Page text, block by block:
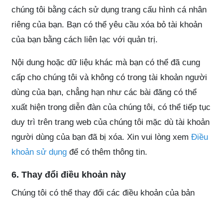
chúng tôi bằng cách sử dụng trang cấu hình cá nhân
riêng của bạn. Bạn có thể yêu cầu xóa bỏ tài khoản
của bạn bằng cách liên lạc với quản trị.
Nội dung hoặc dữ liệu khác mà bạn có thể đã cung
cấp cho chúng tôi và không có trong tài khoản người
dùng của bạn, chẳng hạn như các bài đăng có thể
xuất hiện trong diễn đàn của chúng tôi, có thể tiếp tục
duy trì trên trang web của chúng tôi mặc dù tài khoản
người dùng của bạn đã bị xóa. Xin vui lòng xem Điều
khoản sử dụng để có thêm thông tin.
6. Thay đổi điều khoản này
Chúng tôi có thể thay đổi các điều khoản của bản